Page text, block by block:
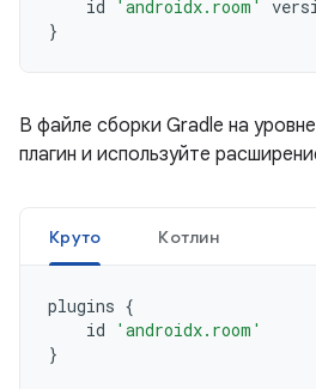
id 'androidx.room'
}
В файле сборки Gradle на
плагин и используйте
Круто Котлин
plugins {
id
'androidx.room'
}